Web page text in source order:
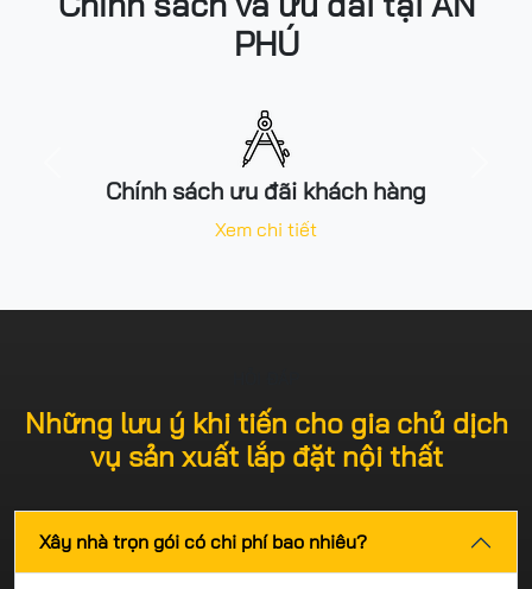
PHÚ
Chính sách ưu đãi khách hàng
Xem chi tiết
Những lưu ý khi tiến cho gia chủ dịch
vụ sản xuất lắp đặt nội thất
Xây nhà trọn gói có chi phí bao nhiêu?